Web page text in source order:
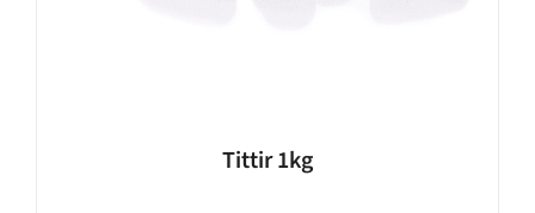
Tittir 1kg